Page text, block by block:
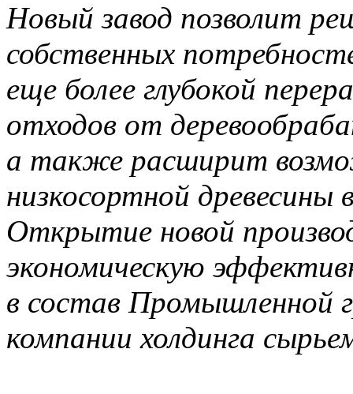
Новый завод позволит
собственных
еще более глубокой
отходов от
а также расширит
низкосортной древесины
Открытие новой
экономическую
в состав Промышленной
компании холдинга